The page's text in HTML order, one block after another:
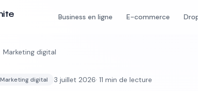
Business en ligne E-commerce
Marketing digital
Marketing digital 3 juillet 2026· 11 min de lecture